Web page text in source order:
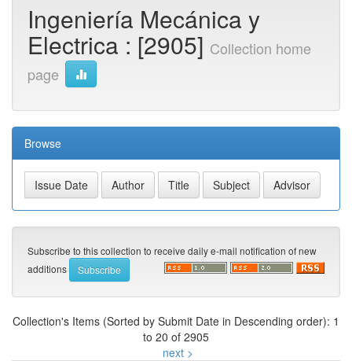
Ingeniería Mecánica y
Electrica : [2905] Collection home
page
Browse
Subscribe to this collection to receive daily e-mail notification of new
additions
Collection's Items (Sorted by Submit Date in Descending order): 1
to 20 of 2905
next >